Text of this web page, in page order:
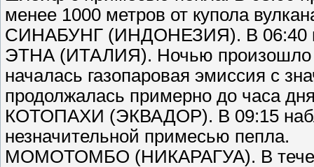
менее 1000 метров от купола
СИНАБУНГ (ИНДОНЕЗИЯ). В 06:40
ЭТНА (ИТАЛИЯ). Ночью произошло
началась газопаровая эмиссия с
продолжалась примерно до часа
КОТОПАХИ (ЭКВАДОР). В 09:15
незначительной примесью пепла.
МОМОТОМБО (НИКАРАГУА). В